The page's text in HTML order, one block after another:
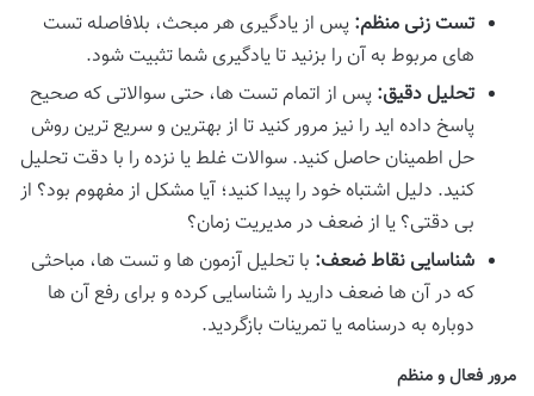
تست زنی منظم: پس از یادگیری هر مبحث، بلافاصله تست
های مربوط به آن را بزنید تا یادگیری شما تثبیت شود.
تحلیل دقیق: پس از اتمام تست ها، حتی سوالاتی که صحیح
پاسخ داده اید را نیز مرور کنید تا از بهترین و سریع ترین روش
حل اطمینان حاصل کنید. سوالات غلط یا نزده را با دقت تحلیل
کنید. دلیل اشتباه خود را پیدا کنید؛ آیا مشکل از مفهوم بود؟ از
بی دقتی؟ یا از ضعف در مدیریت زمان؟
شناسایی نقاط ضعف: با تحلیل آزمون ها و تست ها، مباحثی
که در آن ها ضعف دارید را شناسایی کرده و برای رفع آن ها
دوباره به درسنامه یا تمرینات بازگردید.
مرور فعال و منظم